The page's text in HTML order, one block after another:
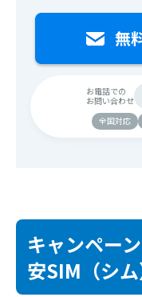
お電話での
お問い合わせ
全国対応
キャンペー
安SIM（シ